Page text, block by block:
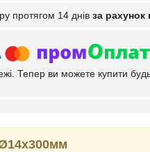
протягом 14 днів за рахунок
Тепер ви можете купити